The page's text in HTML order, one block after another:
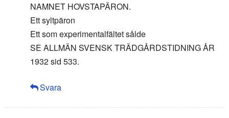
NAMNET HOVSTAPÄRON.
Ett syltpäron
Ett som experimentalfältet sålde
SE ALLMÄN SVENSK TRÄDGÅRDSTIDNING ÅR
1932 sid 533.
Svara